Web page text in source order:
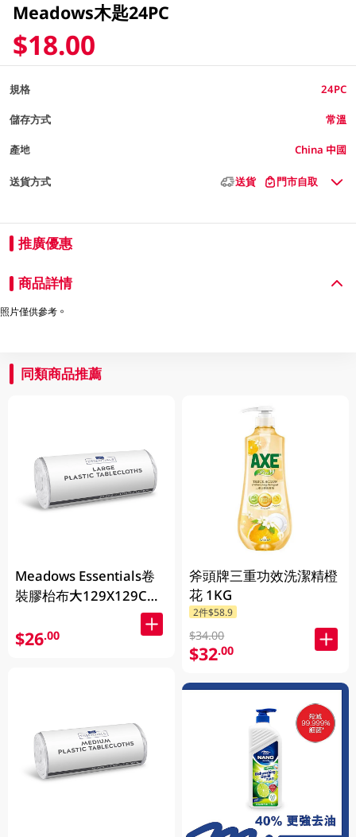
Meadows木匙24PC
$18.00
規格 24PC
儲存方式 常溫
產地 China 中國
送貨方式 送貨 門市自取
推廣優惠
商品詳情
照片僅供參考。
同類商品推薦
Meadows Essentials卷
裝膠枱布大129X129CM
$26.00
斧頭牌三重功效洗潔精橙
花 1KG
2件$58.9
$34.00
$32.00